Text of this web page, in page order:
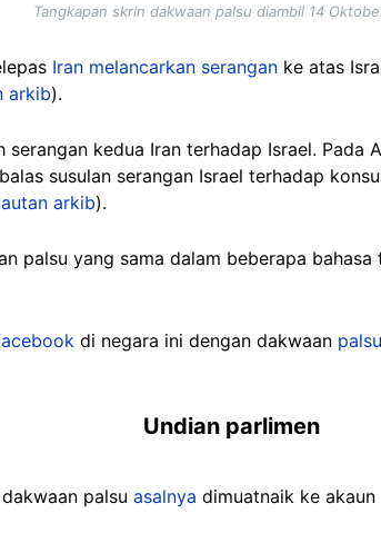
Tangkapan skrin dakwaan palsu diambil 14
Iran melancarkan serangan ke atas
arkib).
kedua Iran terhadap Israel. Pada
susulan serangan Israel terhadap
arkib).
palsu yang sama dalam beberapa bahasa
di negara ini dengan dakwaan palsu
Undian parlimen
palsu asalnya dimuatnaik ke